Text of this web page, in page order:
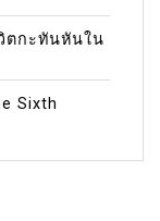
ตกะทันหันใน
Sixth